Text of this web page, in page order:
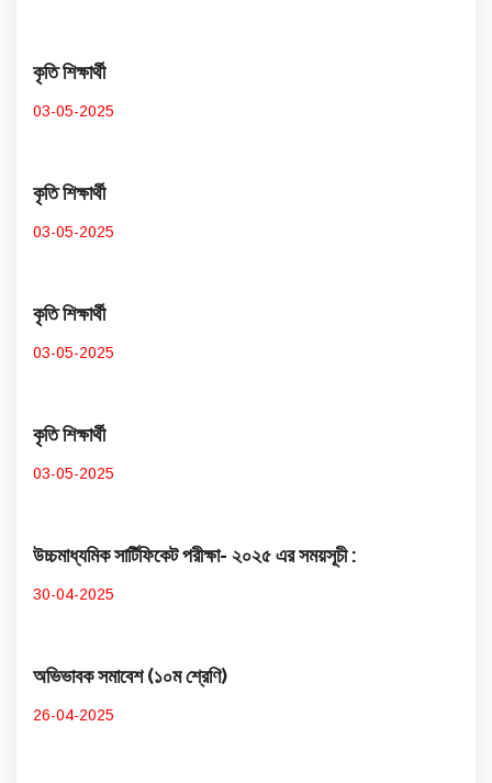
কৃতি শিক্ষার্থী
03-05-2025
কৃতি শিক্ষার্থী
03-05-2025
কৃতি শিক্ষার্থী
03-05-2025
কৃতি শিক্ষার্থী
03-05-2025
উচ্চমাধ্যমিক সার্টিফিকেট পরীক্ষা- ২০২৫ এর সময়সূচী :
30-04-2025
অভিভাবক সমাবেশ (১০ম শ্রেণি)
26-04-2025